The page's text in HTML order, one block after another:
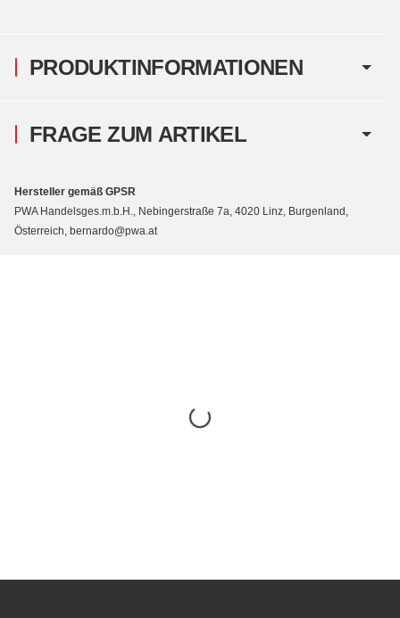
PRODUKTINFORMATIONEN
FRAGE ZUM ARTIKEL
Hersteller gemäß GPSR
PWA Handelsges.m.b.H., Nebingerstraße 7a, 4020 Linz, Burgenland,
Österreich, bernardo@pwa.at